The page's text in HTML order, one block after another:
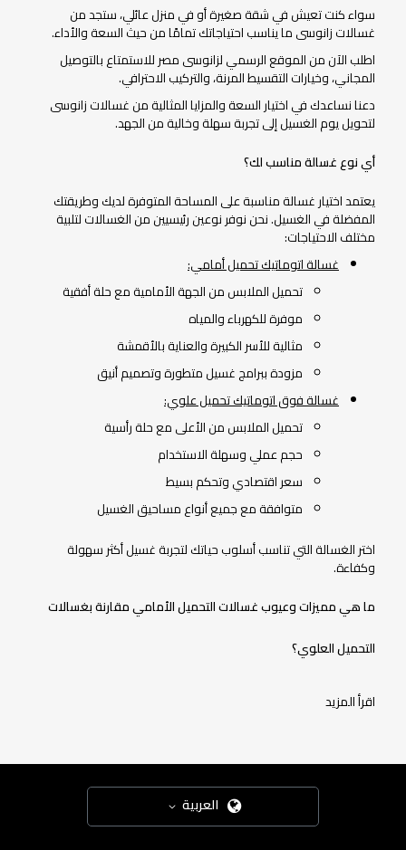
سواء كنت تعيش في شقة صغيرة أو في منزل عائلي، ستجد من
غسالات زانوسى ما يناسب احتياجاتك تمامًا من حيث السعة والأداء.
اطلب الآن من الموقع الرسمي لزانوسى مصر للاستمتاع بالتوصيل
المجاني، وخيارات التقسيط المرنة، والتركيب الاحترافي.
دعنا نساعدك في اختيار السعة والمزايا المثالية من غسالات زانوسى
لتحويل يوم الغسيل إلى تجربة سهلة وخالية من الجهد.
أي نوع غسالة مناسب لك؟
يعتمد اختيار غسالة مناسبة على المساحة المتوفرة لديك وطريقتك
المفضلة في الغسيل. نحن نوفر نوعين رئيسيين من الغسالات لتلبية
مختلف الاحتياجات:
غسالة اتوماتيك تحميل أمامي:
تحميل الملابس من الجهة الأمامية مع حلة أفقية
موفرة للكهرباء والمياه
مثالية للأسر الكبيرة والعناية بالأقمشة
مزودة ببرامج غسيل متطورة وتصميم أنيق
غسالة فوق اتوماتيك تحميل علوي:
تحميل الملابس من الأعلى مع حلة رأسية
حجم عملي وسهلة الاستخدام
سعر اقتصادي وتحكم بسيط
متوافقة مع جميع أنواع مساحيق الغسيل
اختر الغسالة التي تناسب أسلوب حياتك لتجربة غسيل أكثر سهولة
وكفاءة.
ما هي مميزات وعيوب غسالات التحميل الأمامي مقارنة بغسالات
التحميل العلوي؟
اقرأ المزيد
العربية